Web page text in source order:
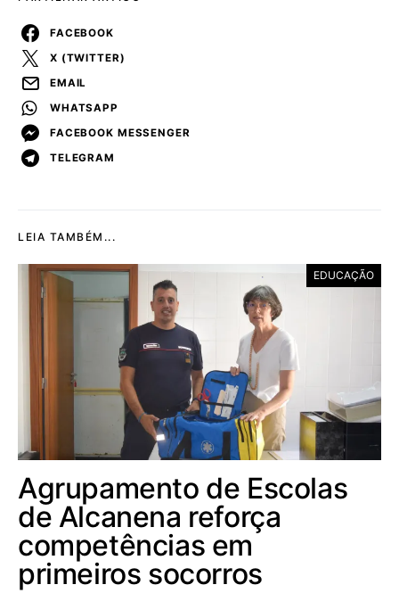
FACEBOOK
X (TWITTER)
EMAIL
WHATSAPP
FACEBOOK MESSENGER
TELEGRAM
LEIA TAMBÉM...
EDUCAÇÃO
Agrupamento de Escolas
de Alcanena reforça
competências em
primeiros socorros